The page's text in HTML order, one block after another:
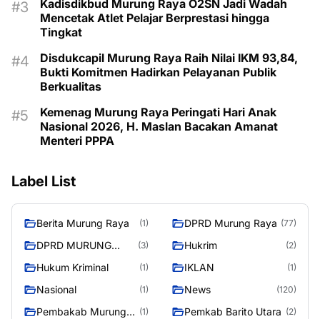
Kadisdikbud Murung Raya O2SN Jadi Wadah
Mencetak Atlet Pelajar Berprestasi hingga
Tingkat
Disdukcapil Murung Raya Raih Nilai IKM 93,84,
Bukti Komitmen Hadirkan Pelayanan Publik
Berkualitas
Kemenag Murung Raya Peringati Hari Anak
Nasional 2026, H. Maslan Bacakan Amanat
Menteri PPPA
Label List
Berita Murung Raya (1) DPRD Murung Raya (77)
DPRD MURUNG
(3) Hukrim (2)
Hukum Kriminal (1) IKLAN (1)
Nasional (1) News (120)
Pembakab Murung
(1) Pemkab Barito Utara (2)